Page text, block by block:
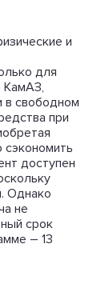
и
для
КамАЗ,
в свободном
при
сэкономить
доступен
Однако
не
срок
– 13